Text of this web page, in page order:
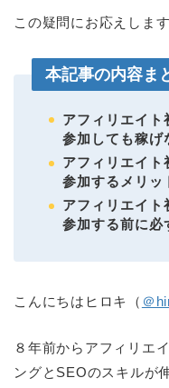
この疑問にお応えします
本記事の内容ま
アフィリエイト
参加しても稼げ
アフィリエイト
参加するメリッ
アフィリエイト
参加する前に必
こんにちはヒロキ（ ＠
８年前からアフィリエ
ングとSEOのスキルが